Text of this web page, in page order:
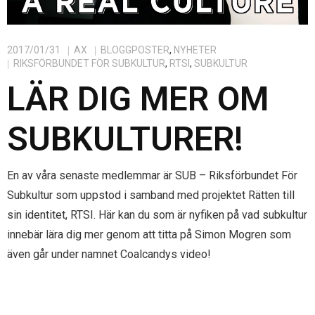
- Ax utmärkelser
- Bli medlem
- Samarbeten
- Om Ax
- Styrande dokument
2017/01/31 AX BLOGGPOSTER, NYHETER
RIKSFÖRBUNDET FÖR SUBKULTUR, RTSI , SUBKULTUR
LÄR DIG MER OM
SUBKULTURER!
En av våra senaste medlemmar är SUB – Riksförbundet För
Subkultur som uppstod i samband med projektet Rätten till
sin identitet, RTSI. Här kan du som är nyfiken på vad subkultur
innebär lära dig mer genom att titta på Simon Mogren som
även går under namnet Coalcandys video!